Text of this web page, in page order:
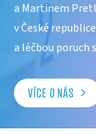
a Martinem
v České
a léčbou poruch
VÍCE O NÁS